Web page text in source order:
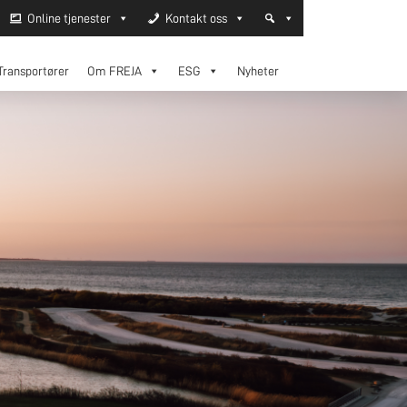
Online tjenester Kontakt oss
Om FREJA ESG Nyheter